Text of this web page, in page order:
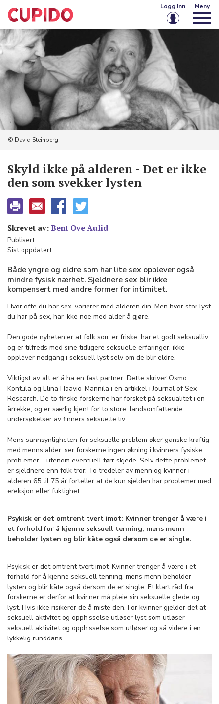
Logg inn
E-post eller brukernavn
Passord
Husk meg på denne enheten
Meny
© David Steinberg
Skyld ikke på alderen - Det er ikke
den som svekker lysten
Skrevet av:Bent Ove Aulid
Publisert:
Sist oppdatert:
Både yngre og eldre som har lite sex opplever også
mindre fysisk nærhet. Sjeldnere sex blir ikke
kompensert med andre former for intimitet.
Hvor ofte du har sex, varierer med alderen din. Men hvor stor lyst
du har på sex, har ikke noe med alder å gjøre.
Den gode nyheten er at folk som er friske, har et godt seksualliv
og er tilfreds med sine tidligere seksuelle erfaringer, ikke
opplever nedgang i seksuell lyst selv om de blir eldre.
Viktigst av alt er å ha en fast partner. Dette skriver Osmo
Kontula og Elina Haavio-Mannila i en artikkel i Journal of Sex
Research. De to finske forskerne har forsket på seksualitet i en
årrekke, og er særlig kjent for to store, landsomfattende
undersøkelser av finners seksuelle liv.
Mens sannsynligheten for seksuelle problem øker ganske kraftig
med menns alder, ser forskerne ingen økning i kvinners fysiske
problemer – utenom eventuell tørr skjede. Selv dette problemet
er sjeldnere enn folk tror: To tredeler av menn og kvinner i
alderen 65 til 75 år forteller at de kun sjelden har problemer med
ereksjon eller fuktighet.
Psykisk er det omtrent tvert imot: Kvinner trenger å være i
et forhold for å kjenne seksuell tenning, mens menn
beholder lysten og blir kåte også dersom de er single.
Psykisk er det omtrent tvert imot: Kvinner trenger å være i et
forhold for å kjenne seksuell tenning, mens menn beholder
lysten og blir kåte også dersom de er single. Et klart råd fra
forskerne er derfor at kvinner må pleie sin seksuelle glede og
lyst. Hvis ikke risikerer de å miste den. For kvinner gjelder det at
seksuell aktivitet og opphisselse utløser lyst som utløser
seksuell aktivitet og opphisselse som utløser og så videre i en
lykkelig runddans.